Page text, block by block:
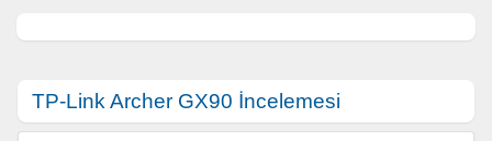
TP-Link Archer GX90 İncelemesi